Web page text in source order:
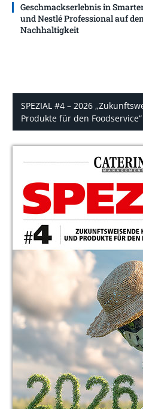
Geschmackserlebnis in
und Nestlé Professional auf
Nachhaltigkeit
SPEZIAL #4 – 2026
Produkte für den Foodservice“